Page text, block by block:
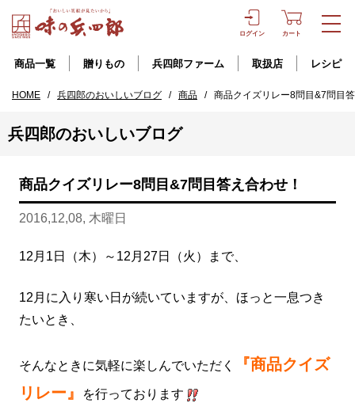
ログイン カート
商品一覧 贈りもの 兵四郎ファーム 取扱店 レシピ
HOME / 兵四郎のおいしいブログ / 商品 / 商品クイズリレー8問目&7問目
兵四郎のおいしいブログ
商品クイズリレー8問目&7問目答え合わせ！
2016,12,08, 木曜日
12月1日（木）～12月27日（火）まで、
12月に入り寒い日が続いていますが、ほっと一息つき
たいとき、
そんなときに気軽に楽しんでいただく
『商品クイズ
リレー』
を行っております